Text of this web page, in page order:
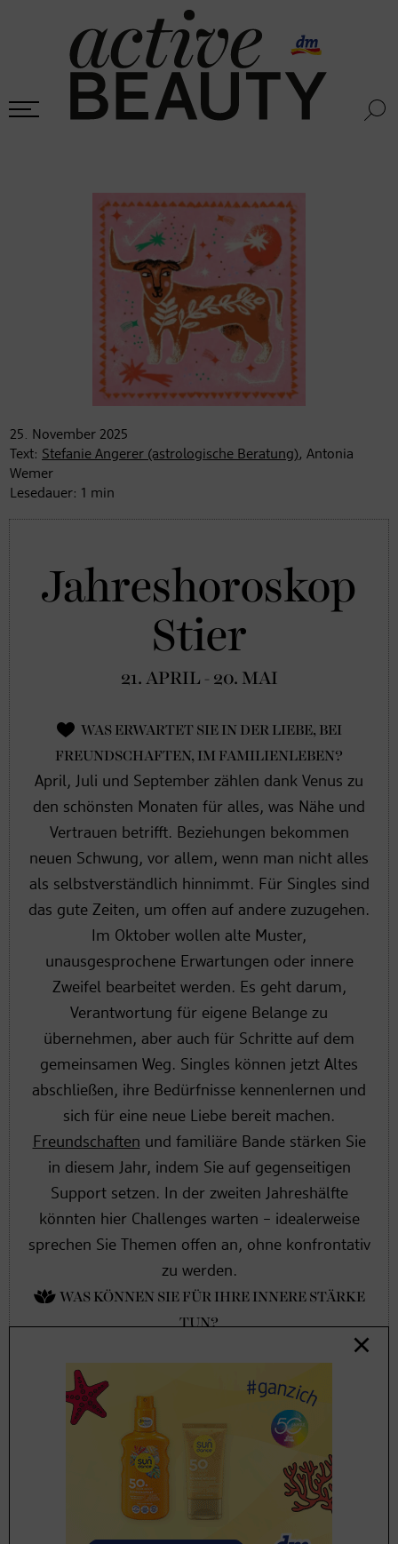
25. November 2025
Text: Stefanie Angerer (astrologische Beratung), Antonia
Wemer
Lesedauer: 1 min
21. APRIL - 20. MAI
Jahreshoroskop
Stier
WAS ERWARTET SIE IN DER LIEBE, BEI
FREUNDSCHAFTEN, IM FAMILIENLEBEN?
April, Juli und September zählen dank Venus zu
den schönsten Monaten für alles, was Nähe und
Vertrauen betrifft. Beziehungen bekommen
neuen Schwung, vor allem, wenn man nicht alles
als selbstverständlich hinnimmt. Für Singles sind
das gute Zeiten, um offen auf andere zuzugehen.
Im Oktober wollen alte Muster,
unausgesprochene Erwartungen oder innere
Zweifel bearbeitet werden. Es geht darum,
Verantwortung für eigene Belange zu
übernehmen, aber auch für Schritte auf dem
gemeinsamen Weg. Singles können jetzt Altes
abschließen, ihre Bedürfnisse kennenlernen und
sich für eine neue Liebe bereit machen.
Freundschaften und familiäre Bande stärken Sie
in diesem Jahr, indem Sie auf gegenseitigen
Support setzen. In der zweiten Jahreshälfte
könnten hier Challenges warten – idealerweise
sprechen Sie Themen offen an, ohne konfrontativ
zu werden.
WAS KÖNNEN SIE FÜR IHRE INNERE STÄRKE
TUN?
Naturnähe, Genussmomente und ein Zuhause,
das Geborgenheit garantiert. Noch wichtiger:
Menschen, bei denen Sie sich sicher und gesehen
fühlen. Die ersten Monate des Jahres können
unruhig sein: Uranus bringt letzte Umwälzungen,
die anstrengend, aber enorm befreiend wirken.